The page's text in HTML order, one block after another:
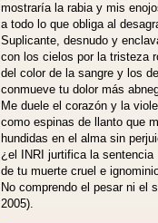
mostraría la rabia y mis
a todo lo que obliga al
Suplicante, desnudo y
con los cielos por la tristeza
del color de la sangre y los
conmueve tu dolor más
Me duele el corazón y la
como espinas de llanto que
hundidas en el alma sin
¿el INRI jurtifica la sentencia
de tu muerte cruel e
No comprendo el pesar ni el
2005).